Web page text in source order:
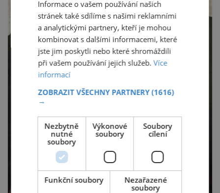
Informace o vašem používání našich
stránek také sdílíme s našimi reklamními
a analytickými partnery, kteří je mohou
kombinovat s dalšími informacemi, které
jste jim poskytli nebo které shromáždili
při vašem používání jejich služeb.Více
informací
ZOBRAZIT VŠECHNY PARTNERY(1616)
→
Nezbytně
nutné
soubory
Výkonové
soubory
Soubory
cílení
Funkční soubory
Nezařazené
soubory